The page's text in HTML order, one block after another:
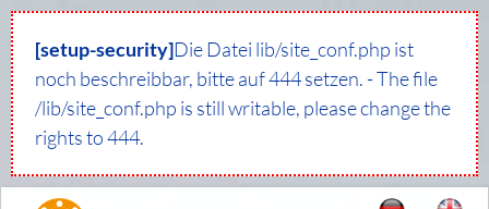
[setup-security]Die Datei lib/site_conf.php ist
noch beschreibbar, bitte auf 444 setzen. - The file
/lib/site_conf.php is still writable, please change the
rights to 444.